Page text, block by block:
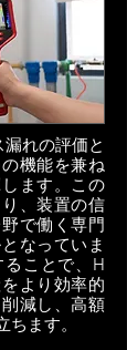
れの評価と
機能を兼ね
ます。この
、装置の信
で働く専門
なっていま
ことで、H
より効率的
減し、高額
ます。